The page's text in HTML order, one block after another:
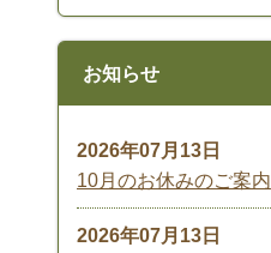
お知らせ
2026年07月13日
10月のお休みのご案内
2026年07月13日